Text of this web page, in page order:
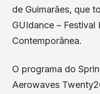
de Guimarães, que
GUIdance –
Contemporânea.
O programa do
Aerowaves